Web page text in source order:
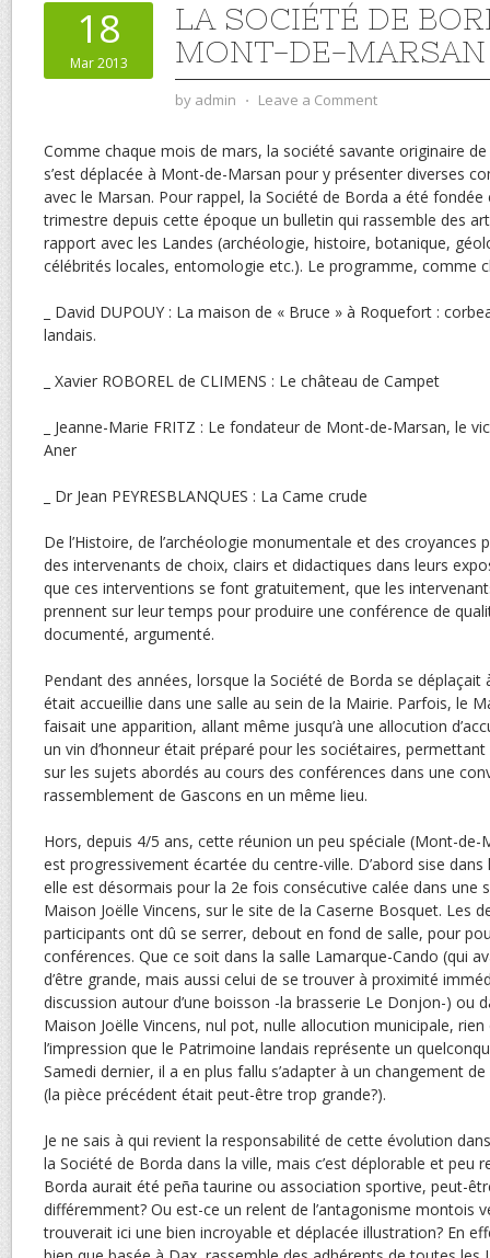
18
Mar 2013
LA SOCIÉTÉ DE
MONT-DE-MARSAN
by admin ⋅ Leave a Comment
Comme chaque mois de mars, la société savante originaire
s’est déplacée à Mont-de-Marsan pour y présenter diverses
avec le Marsan. Pour rappel, la Société de Borda a été fondée
trimestre depuis cette époque un bulletin qui rassemble des
rapport avec les Landes (archéologie, histoire, botanique,
célébrités locales, entomologie etc.). Le programme, comme
_ David DUPOUY : La maison de « Bruce » à Roquefort :
landais.
_ Xavier ROBOREL de CLIMENS : Le château de Campet
_ Jeanne-Marie FRITZ : Le fondateur de Mont-de-Marsan, le
Aner
_ Dr Jean PEYRESBLANQUES : La Came crude
De l’Histoire, de l’archéologie monumentale et des croyances
des intervenants de choix, clairs et didactiques dans leurs
que ces interventions se font gratuitement, que les
prennent sur leur temps pour produire une conférence de
documenté, argumenté.
Pendant des années, lorsque la Société de Borda se
était accueillie dans une salle au sein de la Mairie. Parfois, le
faisait une apparition, allant même jusqu’à une allocution
un vin d’honneur était préparé pour les sociétaires,
sur les sujets abordés au cours des conférences dans une
rassemblement de Gascons en un même lieu.
Hors, depuis 4/5 ans, cette réunion un peu spéciale (Mont-de-
est progressivement écartée du centre-ville. D’abord sise
elle est désormais pour la 2e fois consécutive calée dans une
Maison Joëlle Vincens, sur le site de la Caserne Bosquet. Les
participants ont dû se serrer, debout en fond de salle, pour
conférences. Que ce soit dans la salle Lamarque-Cando (qui
d’être grande, mais aussi celui de se trouver à proximité
discussion autour d’une boisson -la brasserie Le Donjon-) ou
Maison Joëlle Vincens, nul pot, nulle allocution municipale,
l’impression que le Patrimoine landais représente un
Samedi dernier, il a en plus fallu s’adapter à un changement
(la pièce précédent était peut-être trop grande?).
Je ne sais à qui revient la responsabilité de cette évolution
la Société de Borda dans la ville, mais c’est déplorable et peu
Borda aurait été peña taurine ou association sportive, peut-
différemment? Ou est-ce un relent de l’antagonisme montois
trouverait ici une bien incroyable et déplacée illustration? En